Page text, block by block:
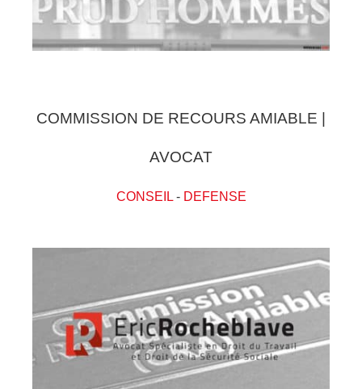
COMMISSION DE RECOURS AMIABLE |
AVOCAT
CONSEIL- DEFENSE